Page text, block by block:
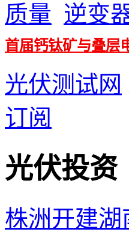
质量 逆变
首届钙钛矿与叠层
光伏测试网
订阅
光伏投资
株洲开建湖